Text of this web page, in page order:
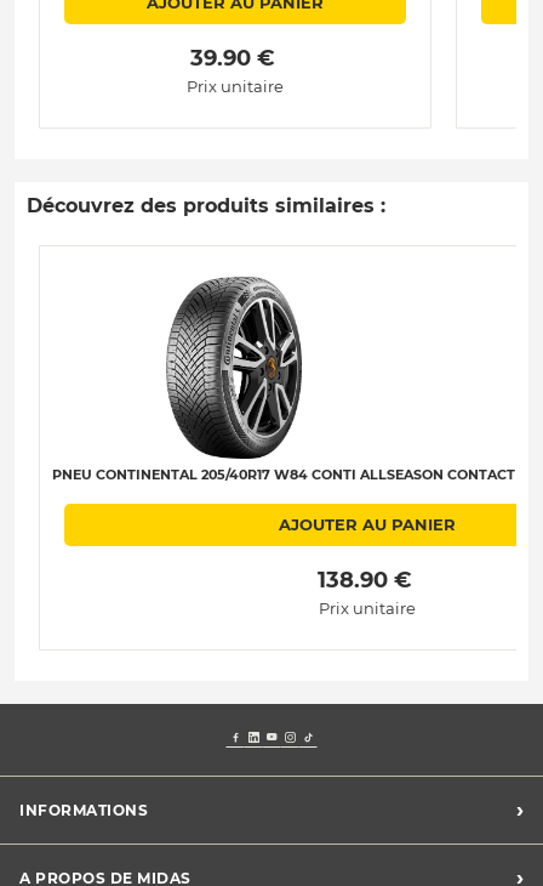
39.90 €
Prix unitaire
Découvrez des produits similaires :
PNEU CONTINENTAL 205/40R17 W84 CONTI ALLSEASON CONTACT 2
AJOUTER AU PANIER
138.90 €
Prix unitaire
INFORMATIONS ›
A PROPOS DE MIDAS ›